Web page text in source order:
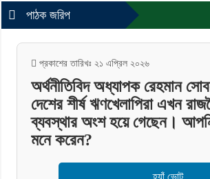
পাঠক জরিপ
প্রকাশের তারিখঃ ২১ এপ্রিল ২০২৬
অর্থনীতিবিদ অধ্যাপক রেহমান
দেশের শীর্ষ ঋণখেলাপিরা এখন
ব্যবস্থার অংশ হয়ে গেছেন।
মনে করেন?
হ্যাঁ ভোট